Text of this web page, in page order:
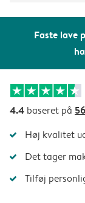
Faste lave
4.4 baseret på
Høj kvalitet
Det tager
Tilføj